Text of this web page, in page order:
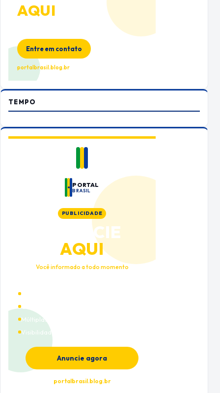
AQUI
Entre em contato
portalbrasil.blog.br
TEMPO
PORTAL
BRASIL
PUBLICIDADE
ANUNCIE
AQUI
Você informado a todo momento
Múltiplas categorias
Visibilidade premium
Anuncie agora
portalbrasil.blog.br